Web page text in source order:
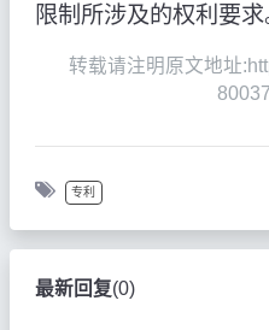
限制所涉及的权利要求
转载请注明原文地址
专利
最新回复(0)